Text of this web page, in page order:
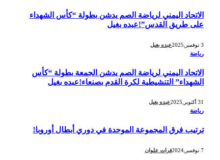
الاتحاد اليمني لرياضة الصم يدشن بطولة “كأس الشهداء
على طريق القدس”!عبده بغيل
عبده بغيل
رياضة
الاتحاد اليمني لرياضة الصم يدشن الجمعة بطولة “كأس
الشهداء” التنشيطية لكرة القدم بصنعاء!عبده بغيل
31 أكتوبر,2025 عبده بغيل
رياضة
ترتيب فرق المجموعة الموحدة في دوري أبطال أوروبا!
فرات علوان